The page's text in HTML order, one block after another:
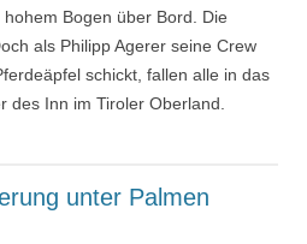
Bogen über Bord. Die
als Philipp Agerer seine Crew
schickt, fallen alle in das
des Inn im Tiroler Oberland.
unter Palmen